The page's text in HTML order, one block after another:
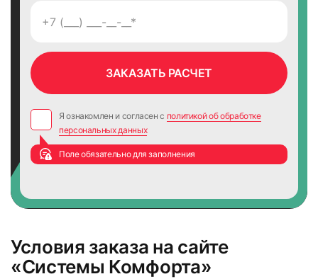
Я ознакомлен и согласен с политикой об обработке
персональных данных
Поле обязательно для заполнения
Условия заказа на сайте
«Системы Комфорта»